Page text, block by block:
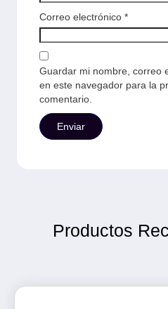
Correo electrónico *
Guardar mi nombre, correo
en este navegador para la
comentario.
Productos